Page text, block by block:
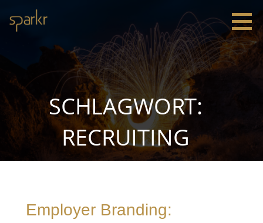
Inhalt
springen
Leadership
SCHLAGWORT:
RECRUITING
Employer Branding: